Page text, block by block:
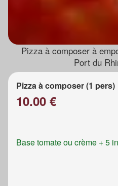
Pizza à composer à
Port du
Pizza à composer (1 pers)
10.00 €
Base tomate ou crème + 5